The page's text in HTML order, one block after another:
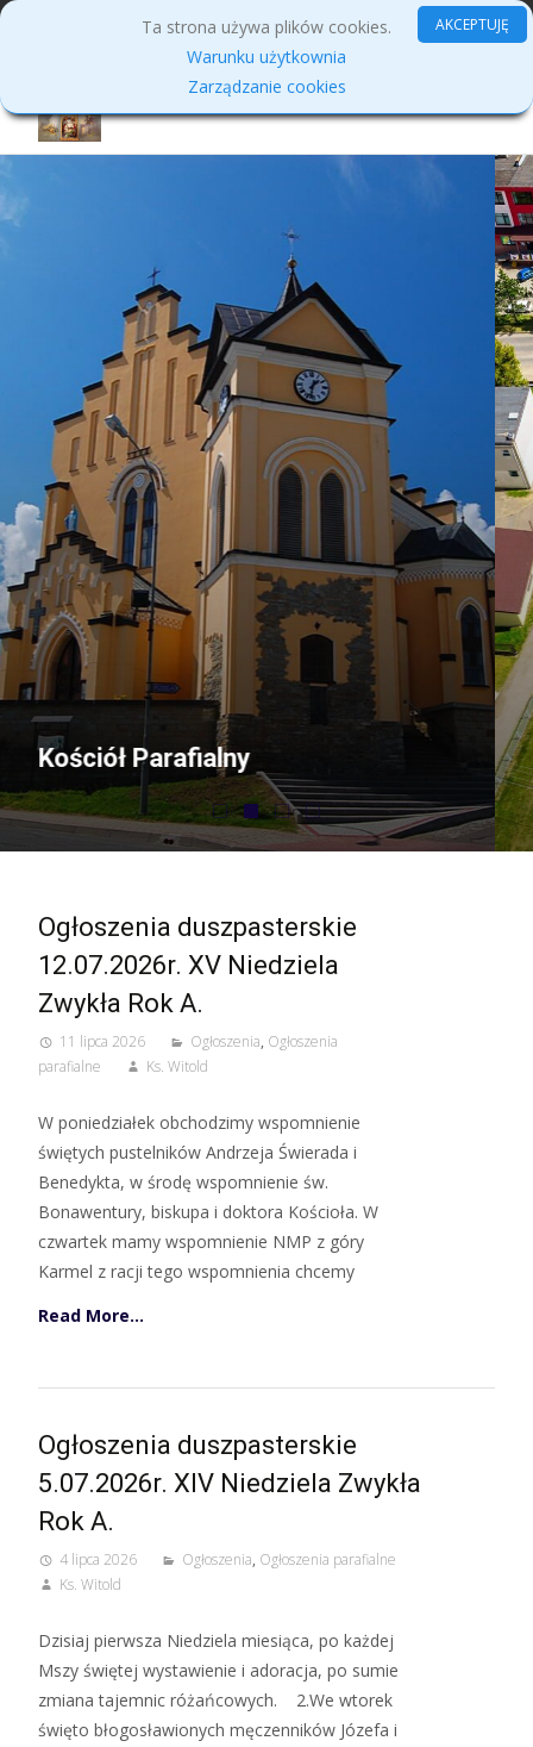
Ogłoszenia duszpasterskie
12.07.2026r. XV Niedziela
Zwykła Rok A.
11 lipca 2026 Ogłoszenia, Ogłoszenia
parafialne
Ks. Witold
W poniedziałek obchodzimy wspomnienie
świętych pustelników Andrzeja Świerada i
Benedykta, w środę wspomnienie św.
Bonawentury, biskupa i doktora Kościoła. W
czwartek mamy wspomnienie NMP z góry
Karmel z racji tego wspomnienia chcemy
Read More…
Ogłoszenia duszpasterskie
5.07.2026r. XIV Niedziela Zwykła
Rok A.
4 lipca 2026 Ogłoszenia, Ogłoszenia parafialne
Ks. Witold
Dzisiaj pierwsza Niedziela miesiąca, po każdej
Mszy świętej wystawienie i adoracja, po sumie
zmiana tajemnic różańcowych. 2.We wtorek
święto błogosławionych męczenników Józefa i
Ta strona używa plików cookies.
Warunku użytkownia
Zarządzanie cookies
AKCEPTUJĘ